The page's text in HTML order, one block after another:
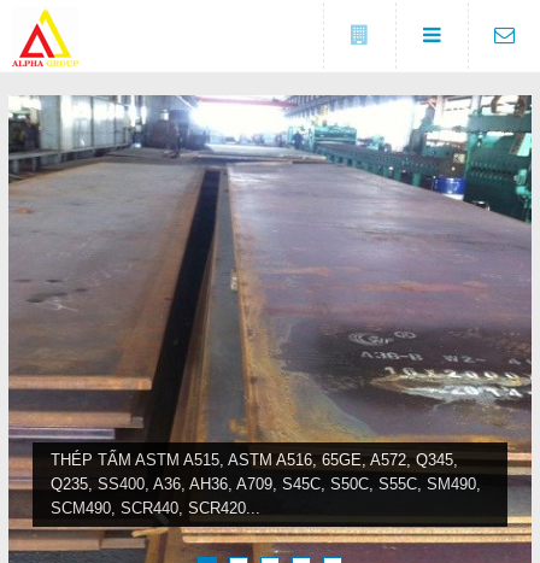
THÉP TẤM ASTM A515, ASTM A516, 65GE, A572, Q345,
Q235, SS400, A36, AH36, A709, S45C, S50C, S55C, SM490,
SCM490, SCR440, SCR420...
DANH MỤC
Sản phẩm
Liên hệ
Đóng
LIÊN HỆ
Địa chỉ
Số 5A, KCX Linh Trung 1, P
Linh Trung, TP. Thủ Đức, TP.
HCM
0937682789
(0274) 3729 333
COPYRIGHT 2016. ALL RIGHTS RESERVED